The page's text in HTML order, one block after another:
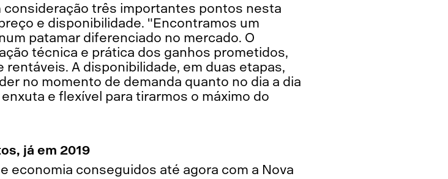
consideração três importantes pontos nesta
e disponibilidade. "Encontramos um
patamar diferenciado no mercado. O
técnica e prática dos ganhos prometidos,
A disponibilidade, em duas etapas,
no momento de demanda quanto no dia a dia
e flexível para tirarmos o máximo do
já em 2019
economia conseguidos até agora com a Nova